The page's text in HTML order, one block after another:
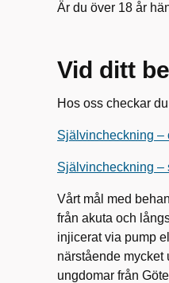
Är du över 18 år
Vid ditt
Hos oss checkar
Självincheckning –
Självincheckning –
Vårt mål med
från akuta och
injicerat via pump
närstående mycket
ungdomar från